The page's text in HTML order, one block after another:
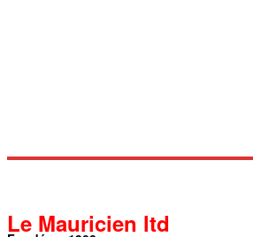
Le Mauricien ltd